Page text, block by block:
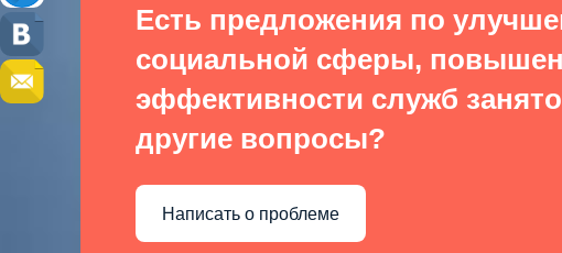
Есть предложения по
социальной сферы,
эффективности служб
другие вопросы?
Написать о проблеме